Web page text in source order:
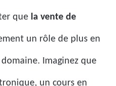
que la vente de
un rôle de plus en
Imaginez que
un cours en